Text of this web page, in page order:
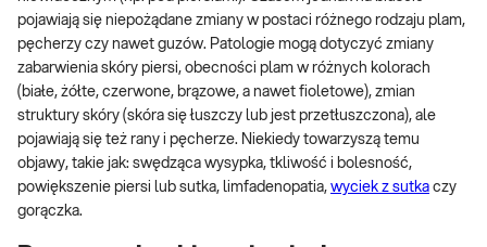
pojawiają się niepożądane zmiany w postaci różnego rodzaju plam,
pęcherzy czy nawet guzów. Patologie mogą dotyczyć zmiany
zabarwienia skóry piersi, obecności plam w różnych kolorach
(białe, żółte, czerwone, brązowe, a nawet fioletowe), zmian
struktury skóry (skóra się łuszczy lub jest przetłuszczona), ale
pojawiają się też rany i pęcherze. Niekiedy towarzyszą temu
objawy, takie jak: swędząca wysypka, tkliwość i bolesność,
powiększenie piersi lub sutka, limfadenopatia, wyciek z sutka czy
gorączka.